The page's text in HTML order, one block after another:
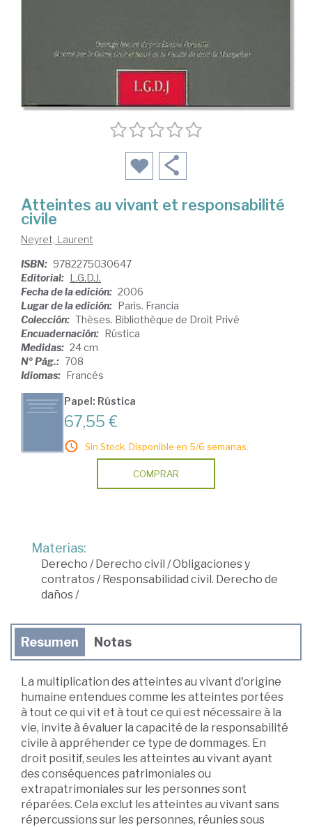
Atteintes au vivant et responsabilité
civile
Neyret, Laurent
ISBN: 9782275030647
Editorial: L.G.D.J.
Fecha de la edición: 2006
Lugar de la edición: Paris. Francia
Colección: Thèses. Bibliothèque de Droit Privé
Encuadernación: Rústica
Medidas: 24 cm
Nº Pág.: 708
Idiomas: Francés
Papel: Rústica
67,55 €
Sin Stock. Disponible en 5/6 semanas.
COMPRAR
Materias:
Derecho /Derecho civil /Obligaciones y
contratos/Responsabilidad civil. Derecho de
daños/
Resumen Notas
La multiplication des atteintes au vivant d'origine
humaine entendues comme les atteintes portées
à tout ce qui vit et à tout ce qui est nécessaire à la
vie, invite à évaluer la capacité de la responsabilité
civile à appréhender ce type de dommages. En
droit positif, seules les atteintes au vivant ayant
des conséquences patrimoniales ou
extrapatrimoniales sur les personnes sont
réparées. Cela exclut les atteintes au vivant sans
répercussions sur les personnes, réunies sous